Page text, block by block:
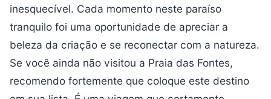
inesquecível. Cada momento neste paraíso
tranquilo foi uma oportunidade de apreciar a
beleza da criação e se reconectar com a natureza.
Se você ainda não visitou a Praia das Fontes,
recomendo fortemente que coloque este destino